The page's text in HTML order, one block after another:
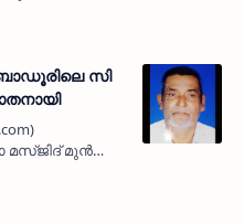
നടന്ന
സി
മുൻ
സി എം
ഭാര്യ: